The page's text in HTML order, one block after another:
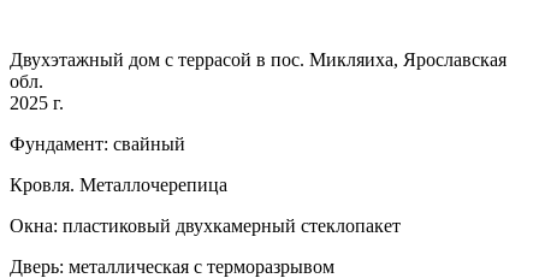
Двухэтажный дом с террасой в пос. Микляиха, Ярославская
обл.
2025 г.
Фундамент: свайный
Кровля. Металлочерепица
Окна: пластиковый двухкамерный стеклопакет
Дверь: металлическая с терморазрывом